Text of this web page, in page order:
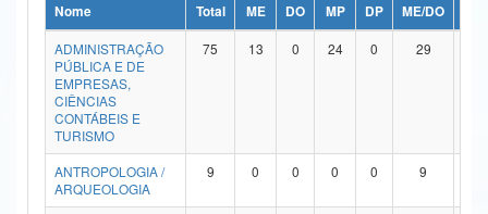
Ministério da Ciência, Tecnologia, Inovações e Comunicações
Ministério do Meio Ambiente
Ministério do Turismo
Ministério do Desenvolvimento Regional
Controladoria-Geral da União
Nome Total ME DO MP DP ME/DO
ADMINISTRAÇÃO
PÚBLICA E DE
EMPRESAS,
CIÊNCIAS
CONTÁBEIS E
TURISMO
75 13 0 24 0 29
ANTROPOLOGIA /
ARQUEOLOGIA
9 0 0 0 0 9